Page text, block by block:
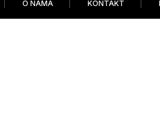
O NAMA KONTAKT